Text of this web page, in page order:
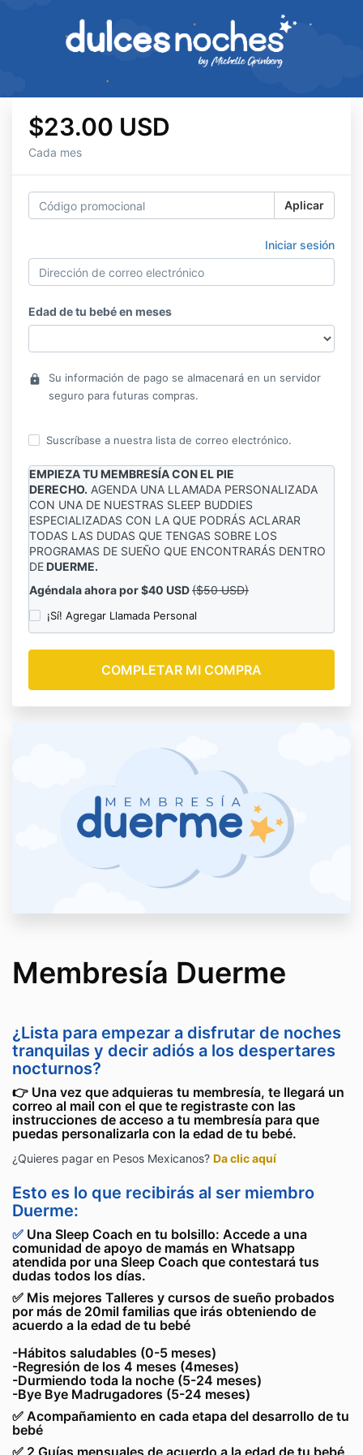
$23.00 USD
Cada mes
Aplicar
Iniciar sesión
Edad de tu bebé en meses
lock
Su información de pago se almacenará en un servidor
seguro para futuras compras.
Suscríbase a nuestra lista de correo electrónico.
EMPIEZA TU MEMBRESÍA CON EL PIE
DERECHO. AGENDA UNA LLAMADA PERSONALIZADA
CON UNA DE NUESTRAS SLEEP BUDDIES
ESPECIALIZADAS CON LA QUE PODRÁS ACLARAR
TODAS LAS DUDAS QUE TENGAS SOBRE LOS
PROGRAMAS DE SUEÑO QUE ENCONTRARÁS DENTRO
DEDUERME.
Agéndala ahora por $40 USD($50 USD)
¡Sí! Agregar Llamada Personal
Membresía Duerme
¿Lista para empezar a disfrutar de noches
tranquilas y decir adiós a los despertares
nocturnos?
👉 Una vez que adquieras tu membresía, te llegará un
correo al mail con el que te registraste con las
instrucciones de acceso a tu membresía para que
puedas personalizarla con la edad de tu bebé.
¿Quieres pagar en Pesos Mexicanos? Da clic aquí
Esto es lo que recibirás al ser miembro
Duerme:
✅ Una Sleep Coach en tu bolsillo: Accede a una
comunidad de apoyo de mamás en Whatsapp
atendida por una Sleep Coach que contestará tus
dudas todos los días.
✅ Mis mejores Talleres y cursos de sueño probados
por más de 20mil familias que irás obteniendo de
acuerdo a la edad de tu bebé
-Hábitos saludables (0-5 meses)
-Regresión de los 4 meses (4meses)
-Durmiendo toda la noche (5-24 meses)
-Bye Bye Madrugadores (5-24 meses)
✅ Acompañamiento en cada etapa del desarrollo de tu
bebé